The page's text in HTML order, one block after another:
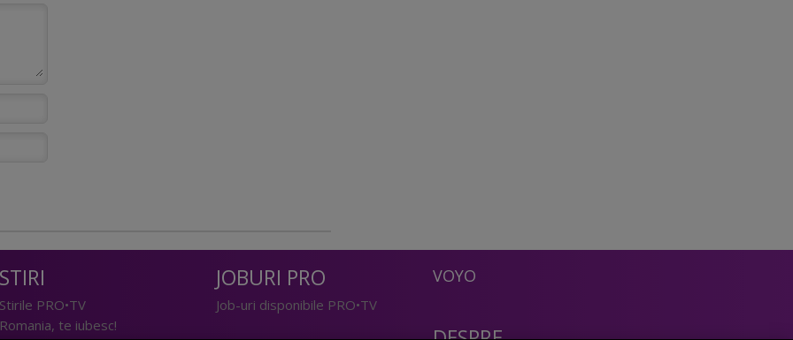
STIRI
Stirile PRO•TV
Romania, te iubesc!
JOBURI PRO
Job-uri disponibile PRO•TV
VOYO